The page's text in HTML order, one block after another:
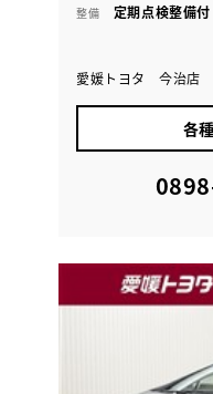
整備 定期点検整備付
愛媛トヨタ 今治店
各